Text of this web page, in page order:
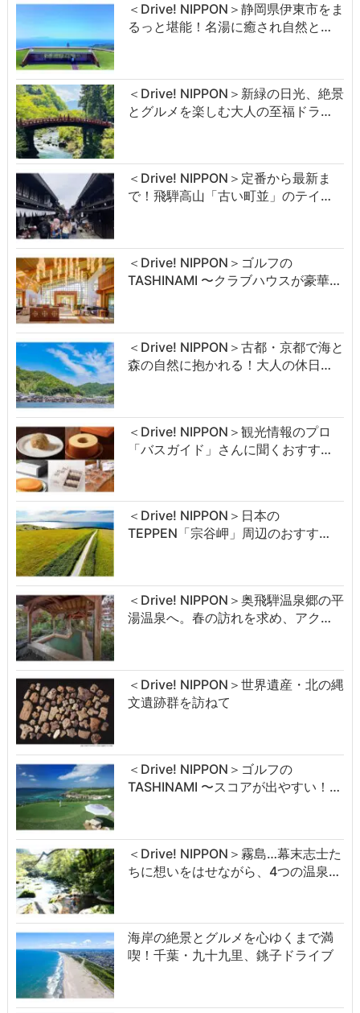
＜Drive! NIPPON＞静岡県伊東市をま
るっと堪能！名湯に癒され自然と…
＜Drive! NIPPON＞新緑の日光、絶景
とグルメを楽しむ大人の至福ドラ…
＜Drive! NIPPON＞定番から最新ま
で！飛騨高山「古い町並」のテイ…
＜Drive! NIPPON＞ゴルフの
TASHINAMI 〜クラブハウスが豪華…
＜Drive! NIPPON＞古都・京都で海と
森の自然に抱かれる！大人の休日…
＜Drive! NIPPON＞観光情報のプロ
「バスガイド」さんに聞くおすす…
＜Drive! NIPPON＞日本の
TEPPEN「宗谷岬」周辺のおすす…
＜Drive! NIPPON＞奥飛騨温泉郷の平
湯温泉へ。春の訪れを求め、アク…
＜Drive! NIPPON＞世界遺産・北の縄
文遺跡群を訪ねて
＜Drive! NIPPON＞ゴルフの
TASHINAMI 〜スコアが出やすい！…
＜Drive! NIPPON＞霧島…幕末志士た
ちに想いをはせながら、4つの温泉…
海岸の絶景とグルメを心ゆくまで満
喫！千葉・九十九里、銚子ドライブ